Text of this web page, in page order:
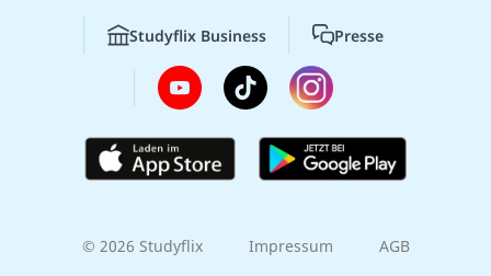
Studyflix Business Presse
© 2026 Studyflix Impressum AGB